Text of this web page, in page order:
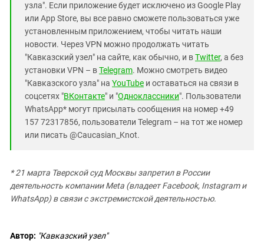
узла". Если приложение будет исключено из Google Play
или App Store, вы все равно сможете пользоваться уже
установленным приложением, чтобы читать наши
новости. Через VPN можно продолжать читать
"Кавказский узел" на сайте, как обычно, и вTwitter, а без
установки VPN – вTelegram. Можно смотреть видео
"Кавказского узла" на YouTube и оставаться на связи в
соцсетях "ВКонтакте" и "Одноклассники". Пользователи
WhatsApp* могут присылать сообщения на номер +49
157 72317856, пользователи Telegram – на тот же номер
или писать @Caucasian_Knot.
* 21 марта Тверской суд Москвы запретил в России
деятельность компании Meta (владеет Facebook, Instagram и
WhatsApp) в связи с экстремистской деятельностью.
Автор: "Кавказский узел"